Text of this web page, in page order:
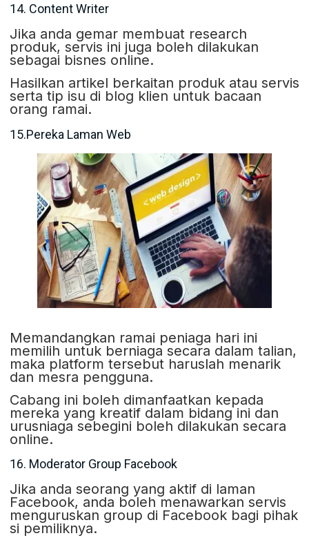
14. Content Writer
Jika anda gemar membuat research
produk, servis ini juga boleh dilakukan
sebagai bisnes online.
Hasilkan artikel berkaitan produk atau servis
serta tip isu di blog klien untuk bacaan
orang ramai.
15.Pereka Laman Web
Memandangkan ramai peniaga hari ini
memilih untuk berniaga secara dalam talian,
maka platform tersebut haruslah menarik
dan mesra pengguna.
Cabang ini boleh dimanfaatkan kepada
mereka yang kreatif dalam bidang ini dan
urusniaga sebegini boleh dilakukan secara
online.
16. Moderator Group Facebook
Jika anda seorang yang aktif di laman
Facebook, anda boleh menawarkan servis
menguruskan group di Facebook bagi pihak
si pemiliknya.